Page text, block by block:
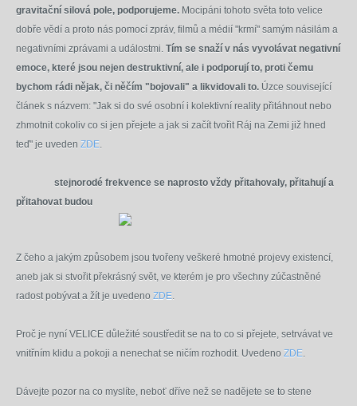
gravitační silová pole, podporujeme. Mocipáni tohoto světa toto velice
dobře vědí a proto nás pomocí zpráv, filmů a médií "krmí" samým násilám a
negativními zprávami a událostmi. Tím se snaží v nás vyvolávat negativní
emoce, které jsou nejen destruktivní, ale i podporují to, proti čemu
bychom rádi nějak, či něčím "bojovali" a likvidovali to. Úzce související
článek s názvem: "Jak si do své osobní i kolektivní reality přitáhnout nebo
zhmotnit cokoliv co si jen přejete a jak si začít tvořit Ráj na Zemi již hned
teď" je uveden ZDE.
stejnorodé frekvence se naprosto vždy přitahovaly, přitahují a
přitahovat budou
Z čeho a jakým způsobem jsou tvořeny veškeré hmotné projevy existencí,
aneb jak si stvořit překrásný svět, ve kterém je pro všechny zúčastněné
radost pobývat a žít je uvedeno ZDE.
Proč je nyní VELICE důležité soustředit se na to co si přejete, setrvávat ve
vnitřním klidu a pokoji a nenechat se ničím rozhodit. Uvedeno ZDE.
Dávejte pozor na co myslíte, neboť dříve než se nadějete se to stene